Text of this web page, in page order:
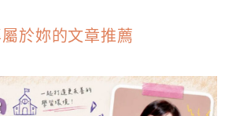
於妳的文章推薦